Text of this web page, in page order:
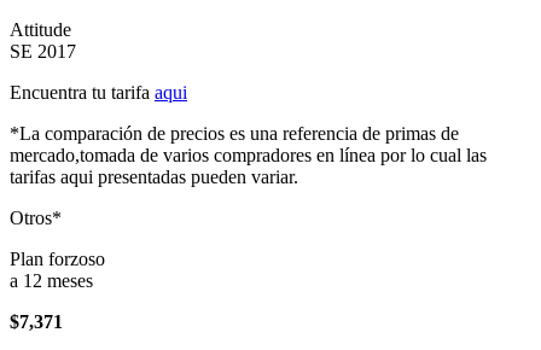
Attitude
SE 2017
Encuentra tu tarifa aqui
*La comparación de precios es una referencia de primas de
mercado,tomada de varios compradores en línea por lo cual las
tarifas aqui presentadas pueden variar.
Otros*
Plan forzoso
a 12 meses
$7,371